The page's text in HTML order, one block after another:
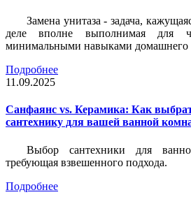
Замена унитаза - задача,
деле вполне выполнимая для
минимальными навыками домашнего
Подробнее
11.09.2025
Санфаянс vs. Керамика: Как
сантехнику для вашей ванной
Выбор сантехники для
требующая взвешенного подхода.
Подробнее